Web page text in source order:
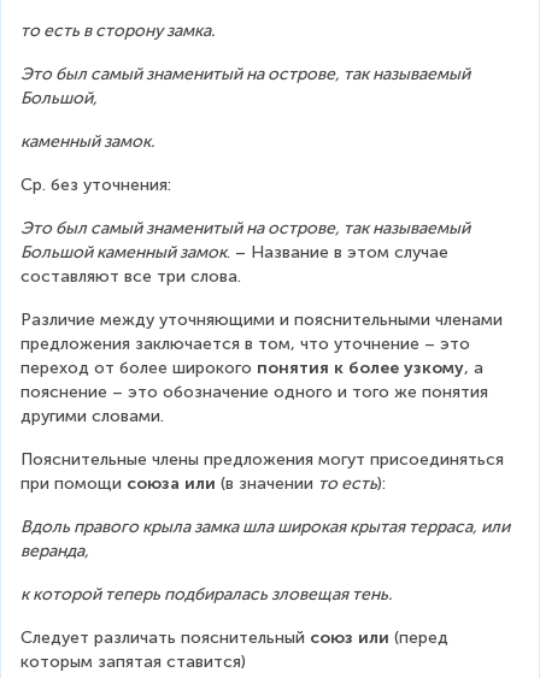
то есть в сторону замка.
Это был самый знаменитый на острове, так называемый
Большой,
каменный замок.
Ср. без уточнения:
Это был самый знаменитый на острове, так называемый
Большой каменный замок. – Название в этом случае
составляют все три слова.
Различие между уточняющими и пояснительными членами
предложения заключается в том, что уточнение – это
переход от более широкого понятия к более узкому, а
пояснение – это обозначение одного и того же понятия
другими словами.
Пояснительные члены предложения могут присоединяться
при помощи союза или (в значении то есть):
Вдоль правого крыла замка шла широкая крытая терраса, или
веранда,
к которой теперь подбиралась зловещая тень.
Следует различать пояснительный союз или (перед
которым запятая ставится)